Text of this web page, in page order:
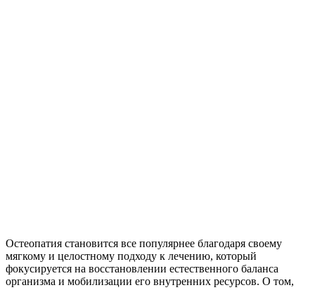
Остеопатия становится все популярнее благодаря своему
мягкому и целостному подходу к лечению, который
фокусируется на восстановлении естественного баланса
организма и мобилизации его внутренних ресурсов. О том,